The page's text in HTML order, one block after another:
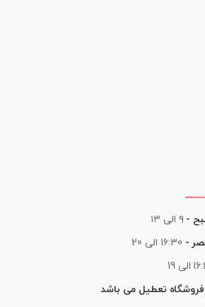
- ۹ الی ۱۳
- 16:30 الی 20
19
تعطیل می باشد